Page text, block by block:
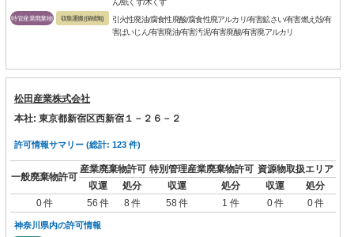
ん/紙くず/木くず
特管産業廃棄物 収集運搬(保積無)
引火性廃油/腐食性廃酸/腐食性廃アルカリ/有害鉱さい/有害燃え殻/有
害ばいじん/有害廃油/有害汚泥/有害廃酸/有害廃アルカリ
松田産業株式会社
本社: 東京都新宿区西新宿１－２６－２
許可情報サマリー (総計: 123 件)
一般廃棄物許可
産業廃棄物許可 特別管理産業廃棄物許可 資源物取扱エリア
収運
処分 収運 処分 収運
処分
0 件
56 件 8 件 58 件 1 件 0 件 0 件
神奈川県内の許可情報